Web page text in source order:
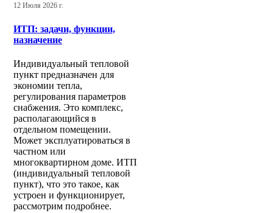
12 Июля 2026 г.
ИТП: задачи, функции,
назначение
Индивидуальный тепловой
пункт предназначен для
экономии тепла,
регулирования параметров
снабжения. Это комплекс,
располагающийся в
отдельном помещении.
Может эксплуатироваться в
частном или
многоквартирном доме. ИТП
(индивидуальный тепловой
пункт), что это такое, как
устроен и функционирует,
рассмотрим подробнее.